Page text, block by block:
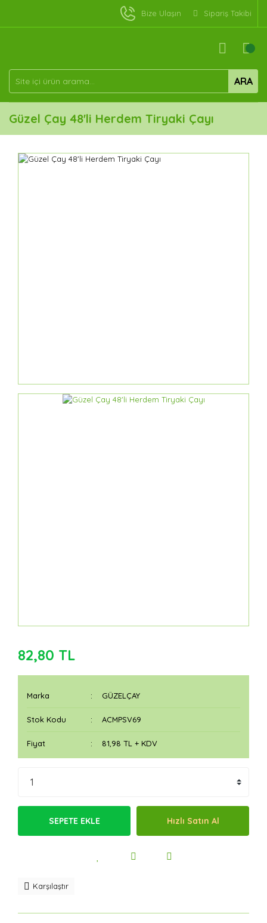
Bize Ulaşın Sipariş Takibi
ARA
Güzel Çay 48'li Herdem Tiryaki Çayı
82,80 TL
Marka GÜZELÇAY
Stok Kodu ACMPSV69
Fiyat 81,98 TL + KDV
SEPETE EKLE Hızlı Satın Al
Karşılaştır